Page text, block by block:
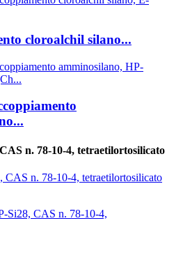
cloroalchil silano...
n. 78-10-4, tetraetilortosilicato